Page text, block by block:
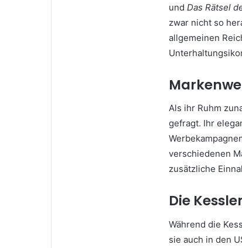
und Das Rätsel
zwar nicht so
allgemeinen
Als ihr Ruhm
gefragt. Ihr
verschiedenen
zusätzliche
Die
Während die
sie auch in den